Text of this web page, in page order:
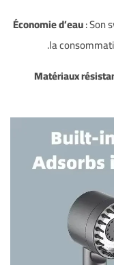
Économie d’eau: Son
la
Matériaux